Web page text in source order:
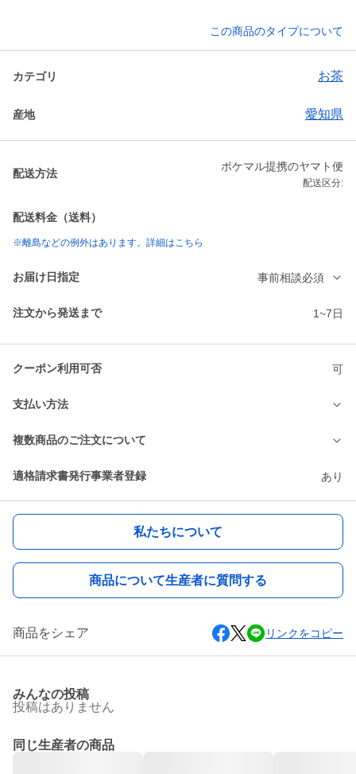
この商品のタイプについて
カテゴリ お茶
産地 愛知県
配送方法
ポケマル提携のヤマト便
配送区分:
配送料金（送料）
※離島などの例外はあります。詳細はこちら
お届け日指定 事前相談必須
注文から発送まで 1~7日
クーポン利用可否 可
支払い方法
複数商品のご注文について
適格請求書発行事業者登録 あり
私たちについて
商品について生産者に質問する
商品をシェア リンクをコピー
みんなの投稿
投稿はありません
同じ生産者の商品